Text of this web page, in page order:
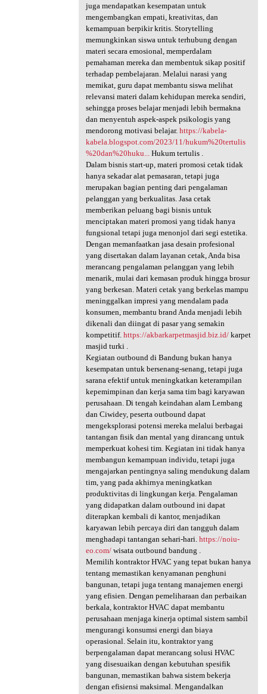
juga mendapatkan kesempatan untuk
mengembangkan empati, kreativitas, dan
kemampuan berpikir kritis. Storytelling
memungkinkan siswa untuk terhubung dengan
materi secara emosional, memperdalam
pemahaman mereka dan membentuk sikap positif
terhadap pembelajaran. Melalui narasi yang
memikat, guru dapat membantu siswa melihat
relevansi materi dalam kehidupan mereka sendiri,
sehingga proses belajar menjadi lebih bermakna
dan menyentuh aspek-aspek psikologis yang
mendorong motivasi belajar. https://kabela-
kabela.blogspot.com/2023/11/hukum%20tertulis
%20dan%20huku...Hukum tertulis .
Dalam bisnis start-up, materi promosi cetak tidak
hanya sekadar alat pemasaran, tetapi juga
merupakan bagian penting dari pengalaman
pelanggan yang berkualitas. Jasa cetak
memberikan peluang bagi bisnis untuk
menciptakan materi promosi yang tidak hanya
fungsional tetapi juga menonjol dari segi estetika.
Dengan memanfaatkan jasa desain profesional
yang disertakan dalam layanan cetak, Anda bisa
merancang pengalaman pelanggan yang lebih
menarik, mulai dari kemasan produk hingga brosur
yang berkesan. Materi cetak yang berkelas mampu
meninggalkan impresi yang mendalam pada
konsumen, membantu brand Anda menjadi lebih
dikenali dan diingat di pasar yang semakin
kompetitif. https://akbarkarpetmasjid.biz.id/karpet
masjid turki .
Kegiatan outbound di Bandung bukan hanya
kesempatan untuk bersenang-senang, tetapi juga
sarana efektif untuk meningkatkan keterampilan
kepemimpinan dan kerja sama tim bagi karyawan
perusahaan. Di tengah keindahan alam Lembang
dan Ciwidey, peserta outbound dapat
mengeksplorasi potensi mereka melalui berbagai
tantangan fisik dan mental yang dirancang untuk
memperkuat kohesi tim. Kegiatan ini tidak hanya
membangun kemampuan individu, tetapi juga
mengajarkan pentingnya saling mendukung dalam
tim, yang pada akhirnya meningkatkan
produktivitas di lingkungan kerja. Pengalaman
yang didapatkan dalam outbound ini dapat
diterapkan kembali di kantor, menjadikan
karyawan lebih percaya diri dan tangguh dalam
menghadapi tantangan sehari-hari. https://noiu-
eo.com/wisata outbound bandung .
Memilih kontraktor HVAC yang tepat bukan hanya
tentang memastikan kenyamanan penghuni
bangunan, tetapi juga tentang manajemen energi
yang efisien. Dengan pemeliharaan dan perbaikan
berkala, kontraktor HVAC dapat membantu
perusahaan menjaga kinerja optimal sistem sambil
mengurangi konsumsi energi dan biaya
operasional. Selain itu, kontraktor yang
berpengalaman dapat merancang solusi HVAC
yang disesuaikan dengan kebutuhan spesifik
bangunan, memastikan bahwa sistem bekerja
dengan efisiensi maksimal. Mengandalkan